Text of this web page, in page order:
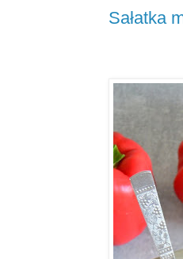
Sałatka